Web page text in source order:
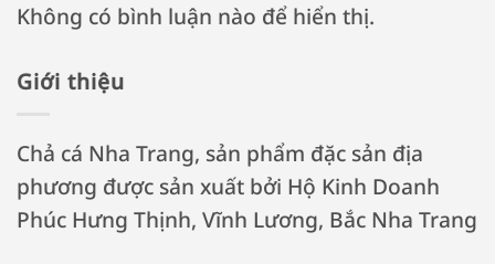
Không có bình luận nào để hiển thị.
Giới thiệu
Chả cá Nha Trang, sản phẩm đặc sản địa
phương được sản xuất bởi Hộ Kinh Doanh
Phúc Hưng Thịnh, Vĩnh Lương, Bắc Nha Trang